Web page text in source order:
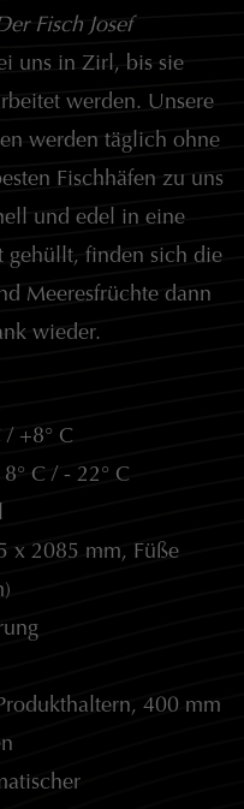
Fisch Josef
uns in Zirl, bis sie
werden. Unsere
werden täglich ohne
Fischhäfen zu uns
und edel in eine
gehüllt, finden sich die
Meeresfrüchte dann
wieder.
/ +8° C
C / - 22° C
x 2085 mm, Füße
400 mm